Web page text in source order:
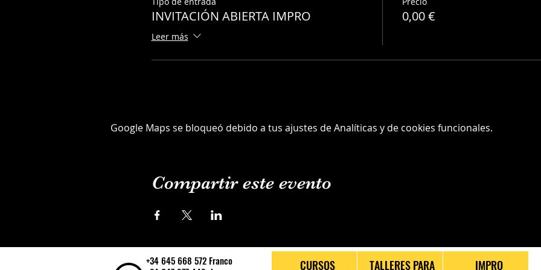
INVITACIÓN ABIERTA IMPRO
Leer más
0,00 €
Google Maps se bloqueó debido a tus ajustes de Analíticas y de cookies funcionales.
Compartir este evento
+34 645 668 572 Franco
CURSOS TALLERES PARA IMPRO